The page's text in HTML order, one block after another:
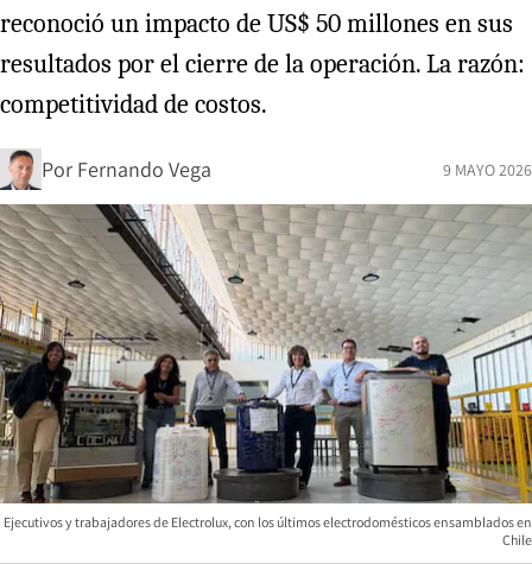
reconoció un impacto de US$ 50 millones en sus
resultados por el cierre de la operación. La razón:
competitividad de costos.
Por Fernando Vega 9 MAYO 2026
Ejecutivos y trabajadores de Electrolux, con los últimos electrodomésticos ensamblados en
Chile